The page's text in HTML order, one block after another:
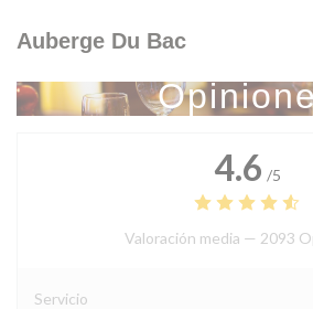
Auberge Du Bac
4.6 /5
Valoración media — 2093
Servicio